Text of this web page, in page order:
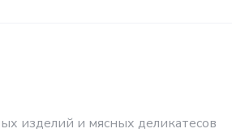
изделий и мясных деликатесов